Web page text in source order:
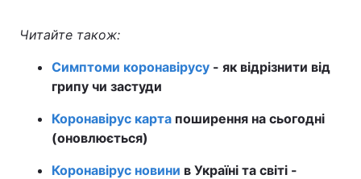
Читайте також:
Симптоми коронавірусу - як відрізнити від
грипу чи застуди
Коронавірус карта поширення на сьогодні
(оновлюється)
Коронавірус новини в Україні та світі -